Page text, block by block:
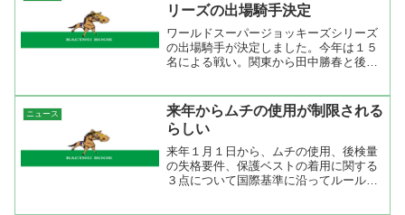
リーズの出場騎手決定
ワールドスーパージョッキーズシリーズ
の出場騎手が決定しました。今年は１５
名による戦い。関東から田中勝春と後藤
サマージョッキーシリーズで優勝した角
田晃一がご褒美として出場...
ニュース
来年からムチの使用が制限される
らしい
来年１月１日から、ムチの使用、後検量
の失格要件、保護ベストの着用に関する
３点について国際基準に沿ってルールが